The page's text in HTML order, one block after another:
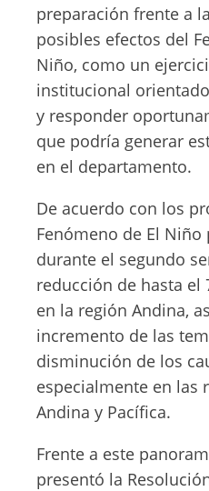
preparación frente a
posibles efectos del
Niño, como un
institucional
y responder
que podría generar
en el departamento.
De acuerdo con los
Fenómeno de El
durante el segundo
reducción de hasta el
en la región Andina,
incremento de las
disminución de los
especialmente en las
Andina y Pacífica.
Frente a este
presentó la